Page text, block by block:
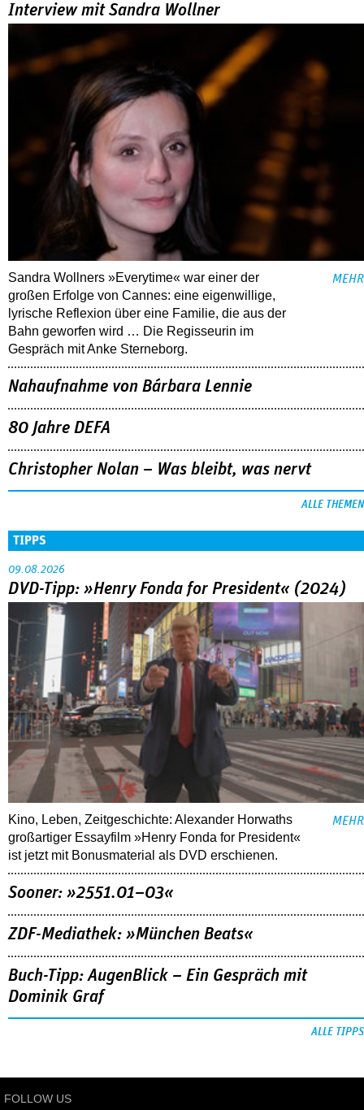
Interview mit Sandra Wollner
Sandra Wollners »Everytime« war einer der
großen Erfolge von Cannes: eine eigenwillige,
lyrische Reflexion über eine ­Familie, die aus der
Bahn geworfen wird … Die Regisseurin im
Gespräch mit Anke Sterneborg.
MEHR
Nahaufnahme von Bárbara Lennie
80 Jahre DEFA
Christopher Nolan – Was bleibt, was nervt
ALLE THEMEN
TIPPS
09.08.2026
DVD-Tipp: »Henry Fonda for President« (2024)
Kino, Leben, Zeitgeschichte: Alexander Horwaths
großartiger Essayfilm »Henry Fonda for President«
ist jetzt mit Bonusmaterial als DVD erschienen.
MEHR
Sooner: »2551.01–03«
ZDF-Mediathek: »München Beats«
Buch-Tipp: AugenBlick – Ein Gespräch mit
Dominik Graf
ALLE TIPPS
FOLLOW US